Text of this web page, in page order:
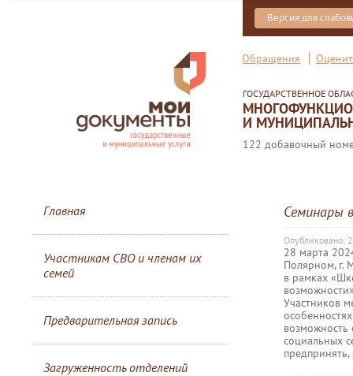
Версия для
Обращения
ГОСУДАРСТВЕННОЕ
И
122 добавочный
Главная
Участникам СВО и членам их
семей
Предварительная запись
Загруженность отделений
Семинары
Опубликовано:
28 марта
Полярном, г.
в рамках
Участников
возможность
социальных